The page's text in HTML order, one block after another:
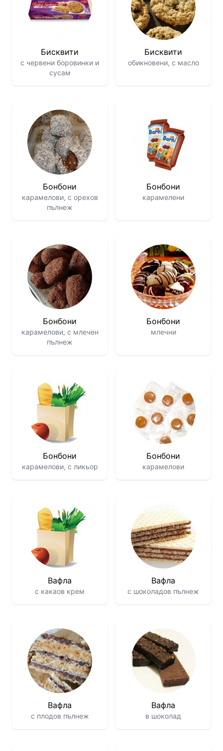
Бисквити
с червени боровинки и
сусам
Бисквити
обикновени, с масло
Бонбони
карамелови, с орехов
пълнеж
Бонбони
карамелени
Бонбони
карамелови, с млечен
пълнеж
Бонбони
млечни
Бонбони
карамелови, с ликьор
Бонбони
карамелови
Вафла
с какаов крем
Вафла
с шоколадов пълнеж
Вафла
с плодов пълнеж
Вафла
в шоколад